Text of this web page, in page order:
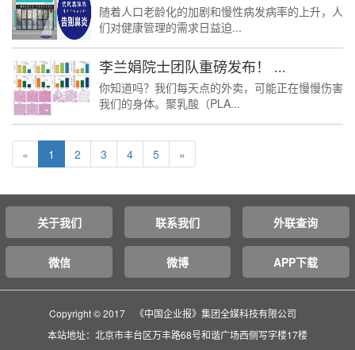
随着人口老龄化的加剧和慢性病发病率的上升，人
们对健康管理的需求日益迫...
李兰娟院士团队重磅发布！ ...
你知道吗？我们每天点的外卖，可能正在慢慢伤害
我们的身体。聚乳酸（PLA...
« 1 2 3 4 5 »
关于我们 联系我们 外联查询
微信 微博 APP下载
Copyright © 2017 《中国企业报》集团全媒科技有限公司
本站地址：北京市丰台区万丰路68号和谐广场西侧写字楼17楼